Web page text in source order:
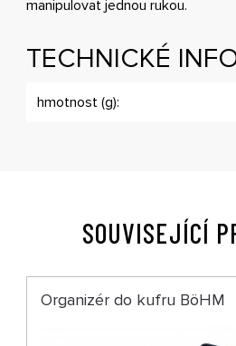
manipulovat jednou rukou.
TECHNICKÉ
hmotnost (g):
SOUVISEJÍCÍ
Organizér do kufru BöHM